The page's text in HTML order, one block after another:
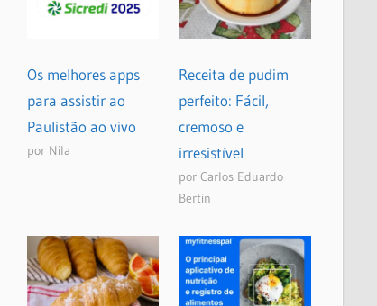
Os melhores apps
para assistir ao
Paulistão ao vivo
por Nila
Receita de pudim
perfeito: Fácil,
cremoso e
irresistível
por Carlos Eduardo
Bertin